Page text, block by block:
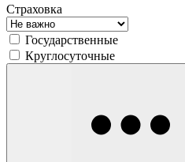
Страховка
Государственные
Круглосуточные